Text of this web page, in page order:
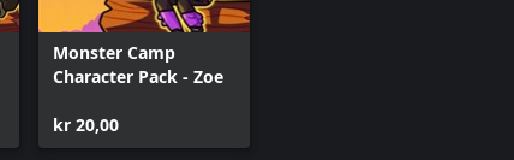
Monster Camp
Character Pack - Zoe
kr 20,00